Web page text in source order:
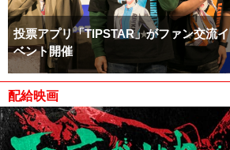
投票アプリ「TIPSTAR」がファン交流イ
ベント開催
配給映画